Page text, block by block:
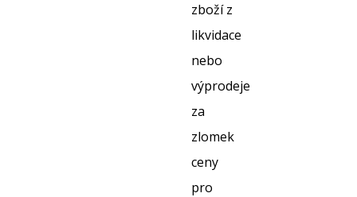
zboží z
likvidace
nebo
výprodeje
za
zlomek
ceny
pro